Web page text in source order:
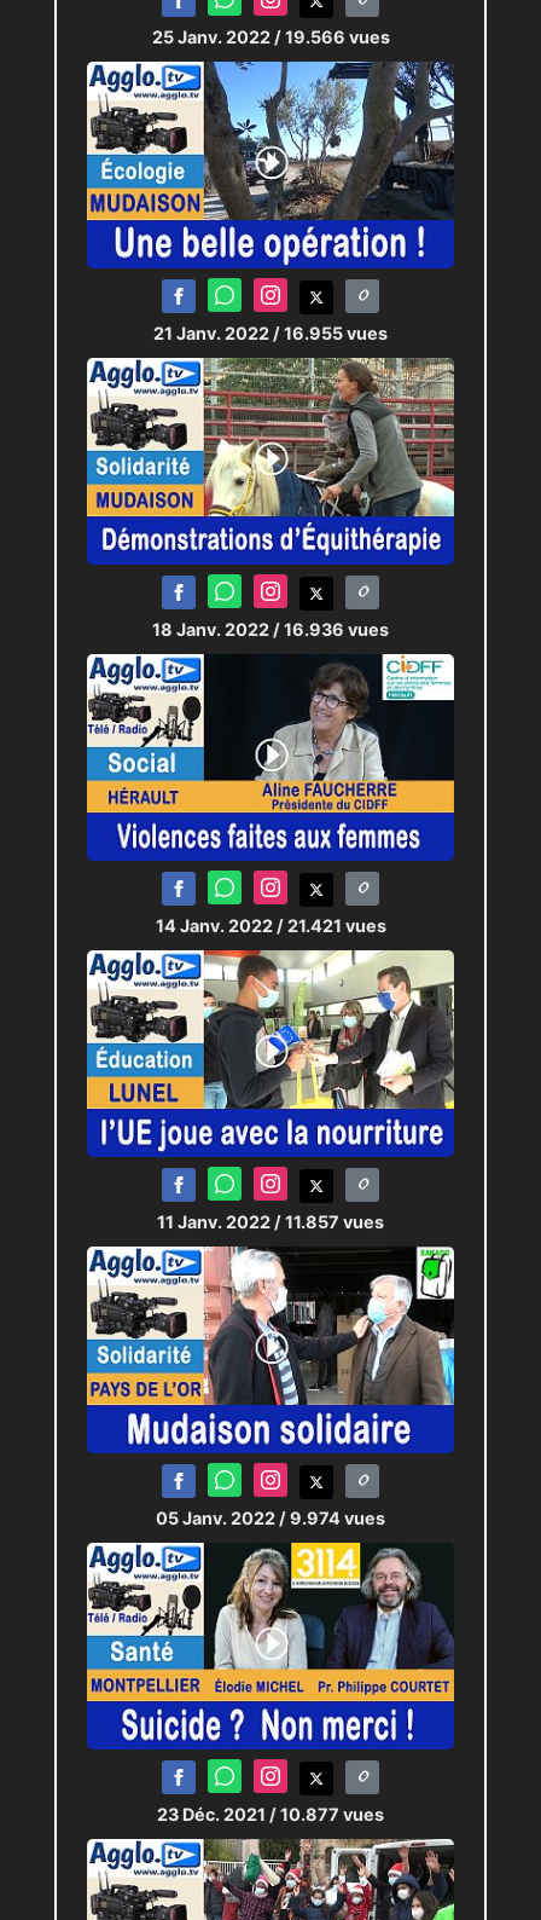
25 Janv. 2022 / 19.566 vues
21 Janv. 2022 / 16.955 vues
18 Janv. 2022 / 16.936 vues
14 Janv. 2022 / 21.421 vues
11 Janv. 2022 / 11.857 vues
05 Janv. 2022 / 9.974 vues
23 Déc. 2021 / 10.877 vues